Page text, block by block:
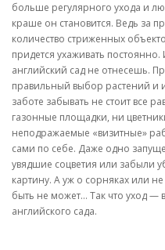
больше регулярного ухода и
краше он становится. Ведь за
количество стриженных
придется ухаживать
английский сад не отнесешь.
правильный выбор растений и
заботе забывать не стоит все
газонные площадки, ни
неподражаемые «визитные»
сами по себе. Даже одно
увядшие соцветия или забыли
картину. А уж о сорняках или
быть не может… Так что уход
английского сада.